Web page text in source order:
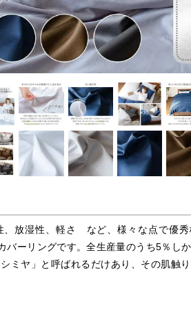
、放湿性、軽さ など、様々な点で優秀
バーリングです。全生産量のうち5％し
ミヤ」と呼ばれるだけあり、その肌触